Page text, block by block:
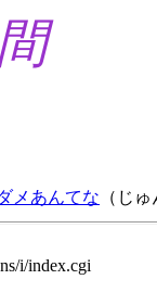
メあんてな （じ
i/index.cgi